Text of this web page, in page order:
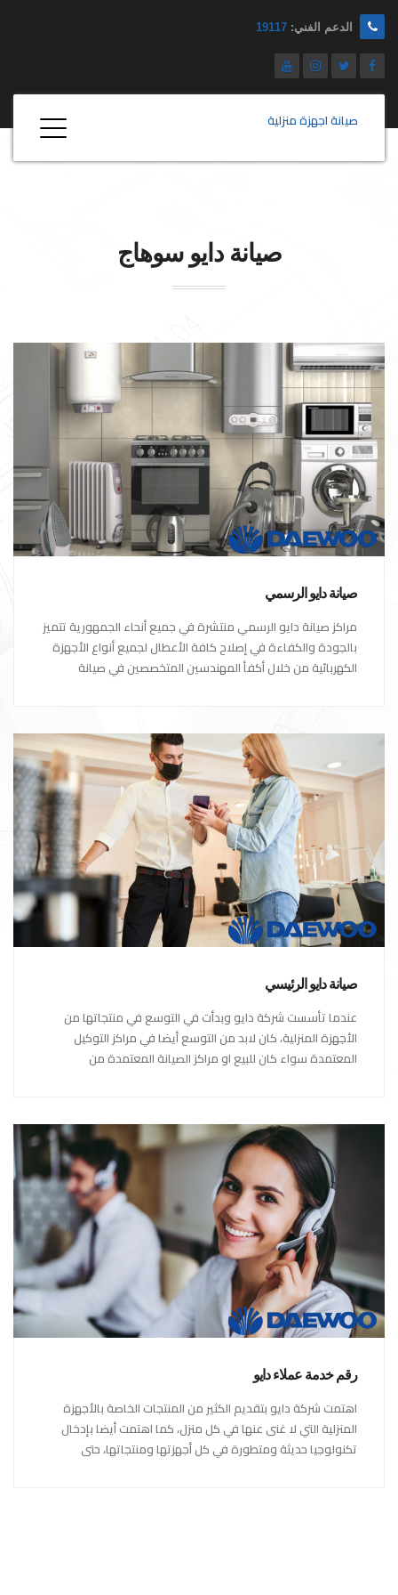
الدعم الفني: 19117
صيانة اجهزة منزلية
صيانةدايو سوهاج
صيانة دايو الرسمي
مراكز صيانة دايو الرسمي منتشرة في جميع أنحاء الجمهورية تتميز
بالجودة والكفاءة في إصلاح كافة الأعطال لجميع أنواع الأجهزة
الكهربائية من خلال أكفأ المهندسين المتخصصين في صيانة
صيانة دايو الرئيسي
عندما تأسست شركة دايو وبدأت في التوسع في منتجاتها من
الأجهزة المنزلية، كان لابد من التوسع أيضا في مراكز التوكيل
المعتمدة سواء كان للبيع او مراكز الصيانة المعتمدة من
رقم خدمة عملاء دايو
اهتمت شركة دايو بتقديم الكثير من المنتجات الخاصة بالأجهزة
المنزلية التي لا غنى عنها في كل منزل، كما اهتمت أيضا بإدخال
تكنولوجيا حديثة ومتطورة في كل أجهزتها ومنتجاتها، حتى